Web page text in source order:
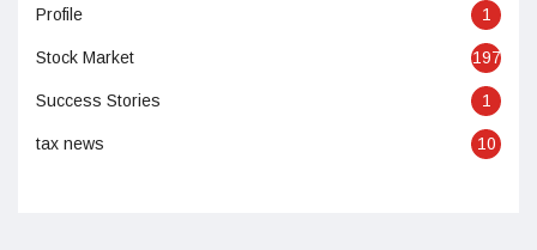
Profile 1
Stock Market 197
Success Stories 1
tax news 10